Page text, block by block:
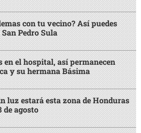
con tu vecino? Así puedes
Pedro Sula
en el hospital, así permanecen
y su hermana Básima
luz estará esta zona de Honduras
de agosto